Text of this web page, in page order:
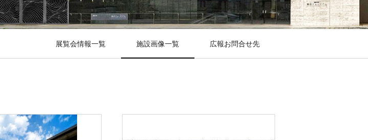
展覧会情報一覧 施設画像一覧 広報お問合せ先